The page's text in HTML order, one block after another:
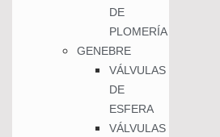
DE
PLOMERÍA
GENEBRE
VÁLVULAS
DE
ESFERA
VÁLVULAS